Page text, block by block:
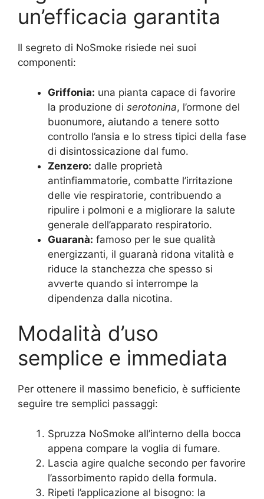
un’efficacia garantita
Il segreto di NoSmoke risiede nei suoi
componenti:
Griffonia: una pianta capace di favorire
la produzione di serotonina, l’ormone del
buonumore, aiutando a tenere sotto
controllo l’ansia e lo stress tipici della fase
di disintossicazione dal fumo.
Zenzero: dalle proprietà
antinfiammatorie, combatte l’irritazione
delle vie respiratorie, contribuendo a
ripulire i polmoni e a migliorare la salute
generale dell’apparato respiratorio.
Guaranà: famoso per le sue qualità
energizzanti, il guaranà ridona vitalità e
riduce la stanchezza che spesso si
avverte quando si interrompe la
dipendenza dalla nicotina.
Modalità d’uso
semplice e immediata
Per ottenere il massimo beneficio, è sufficiente
seguire tre semplici passaggi:
Spruzza NoSmoke all’interno della bocca
appena compare la voglia di fumare.
Lascia agire qualche secondo per favorire
l’assorbimento rapido della formula.
Ripeti l’applicazione al bisogno: la